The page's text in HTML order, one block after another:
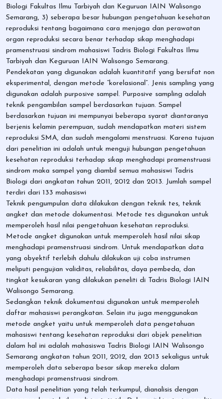
Biologi Fakultas Ilmu Tarbiyah dan Keguruan IAIN Walisongo
Semarang, 3) seberapa besar hubungan pengetahuan kesehatan
reproduksi tentang bagaimana cara menjaga dan perawatan
organ reproduksi secara benar terhadap sikap menghadapi
pramenstruasi sindrom mahasiswi Tadris Biologi Fakultas Ilmu
Tarbiyah dan Keguruan IAIN Walisongo Semarang.
Pendekatan yang digunakan adalah kuantitatif yang bersifat non
eksperimental, dengan metode “korelasional”. Jenis sampling yang
digunakan adalah purposive sampel. Purposive sampling adalah
teknik pengambilan sampel berdasarkan tujuan. Sampel
berdasarkan tujuan ini mempunyai beberapa syarat diantaranya
berjenis kelamin perempuan, sudah mendapatkan materi sistem
reproduksi SMA, dan sudah mengalami menstruasi. Karena tujuan
dari penelitian ini adalah untuk menguji hubungan pengetahuan
kesehatan reproduksi terhadap sikap menghadapi pramenstruasi
sindrom maka sampel yang diambil semua mahasiswi Tadris
Biologi dari angkatan tahun 2011, 2012 dan 2013. Jumlah sampel
terdiri dari 133 mahasiswi
Teknik pengumpulan data dilakukan dengan teknik tes, teknik
angket dan metode dokumentasi. Metode tes digunakan untuk
memperoleh hasil nilai pengetahuan kesehatan reproduksi.
Metode angket digunakan untuk memperoleh hasil nilai sikap
menghadapi pramenstruasi sindrom. Untuk mendapatkan data
yang obyektif terlebih dahulu dilakukan uji coba instrumen
meliputi pengujian validitas, reliabilitas, daya pembeda, dan
tingkat kesukaran yang dilakukan peneliti di Tadris Biologi IAIN
Walisongo Semarang.
Sedangkan teknik dokumentasi digunakan untuk memperoleh
daftar mahasiswi perangkatan. Selain itu juga menggunakan
metode angket yaitu untuk memperoleh data pengetahuan
mahasiswi tentang kesehatan reproduksi dari objek penelitian
dalam hal ini adalah mahasiswa Tadris Biologi IAIN Walisongo
Semarang angkatan tahun 2011, 2012, dan 2013 sekaligus untuk
memperoleh data seberapa besar sikap mereka dalam
menghadapi pramenstruasi sindrom.
Data hasil penelitian yang telah terkumpul, dianalisis dengan